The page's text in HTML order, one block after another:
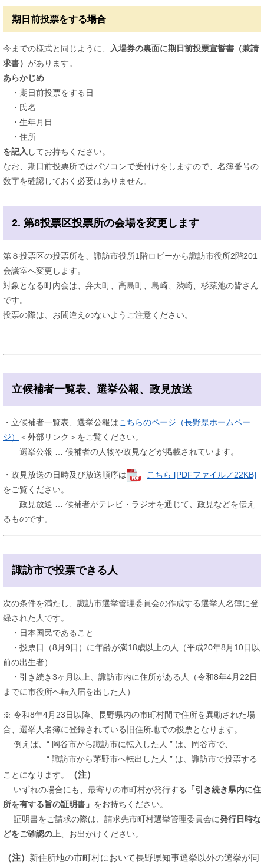
期日前投票をする場合
今までの様式と同じように、
入場券の裏面に期日前投票宣誓書（兼請
求書） があります。
あらかじめ
・期日前投票をする日
・氏名
・生年月日
・住所
を記入 してお持ちください。
なお、期日前投票所ではパソコンで受付けをしますので、名簿番号の
数字を確認しておく必要はありません。
2. 第8投票区投票所の会場を変更します
第８投票区の投票所を、諏訪市役所1階ロビーから諏訪市役所2階201
会議室へ変更します。
対象となる町内会は、弁天町、高島町、島崎、渋崎、杉菜池の皆さん
です。
投票の際は、お間違えのないようご注意ください。
立候補者一覧表、選挙公報、政見放送
・立候補者一覧表、選挙公報は​こちらのページ（長野県ホームペー
ジ）
＜外部リンク＞ をご覧ください。
選挙公報 … 候補者の人物や政見などが掲載されています。
・政見放送の日時及び放送順序は
こちら [PDFファイル／22KB]
をご覧ください。
政見放送 … 候補者がテレビ・ラジオを通じて、政見などを伝え
るものです。
諏訪市で投票できる人
次の条件を満たし、諏訪市選挙管理委員会の作成する選挙人名簿に登
録された人です。
・日本国民であること
・投票日（8月9日）に年齢が満18歳以上の人（平成20年8月10日以
前の出生者）
・引き続き3ヶ月以上、諏訪市内に住所がある人（令和8年4月22日
までに市役所へ転入届を出した人）
※ 令和8年4月23日以降、長野県内の市町村間で住所を異動された場
合、選挙人名簿に登録されている旧住所地での投票となります。
例えば、“ 岡谷市から諏訪市に転入した人 ” は、岡谷市で、
“ 諏訪市から茅野市へ転出した人 ” は、諏訪市で投票する
ことになります。
（注）
​ いずれの場合にも、最寄りの市町村が発行する
「引き続き県内に住
所を有する旨の証明書」 をお持ちください。
証明書をご請求の際は、請求先市町村選挙管理委員会に発行日時な
どをご確認の上 、お出かけください。
（注） 新住所地の市町村において長野県知事選挙以外の選挙が同